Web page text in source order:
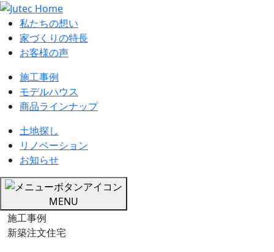
私たちの想い
家づくりの特長
お客様の声
施工事例
モデルハウス
商品ラインナップ
土地探し
リノベーション
お知らせ
MENU
施工事例
新築注文住宅